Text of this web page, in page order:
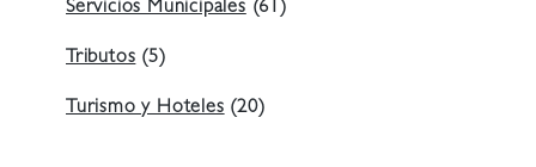
Servicios Municipales(61)
Tributos(5)
Turismo y Hoteles(20)